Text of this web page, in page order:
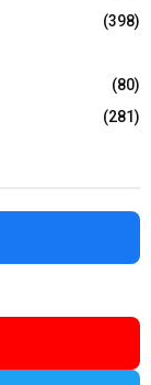
(398)
(80)
(281)